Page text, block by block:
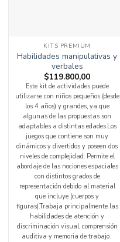
KITS PREMIUM
Habilidades manipulativas y
verbales
$119.800,00
Este kit de actividades puede
utilizarse con niños pequeños (desde
los 4 años) y grandes, ya que
algunas de las propuestas son
adaptables a distintas edades.Los
juegos que contiene son muy
dinámicos y divertidos y poseen dos
niveles de complejidad. Permite el
abordaje de las nociones espaciales
con distintos grados de
representación debido al material
que incluye (cuerpos y
figuras).Trabaja principalmente las
habilidades de atención y
discriminación visual, comprensión
auditiva y memoria de trabajo.